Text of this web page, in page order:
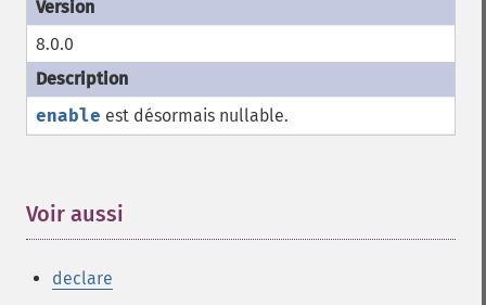
8.0.0
enable est désormais nullable.
Voir aussi
declare